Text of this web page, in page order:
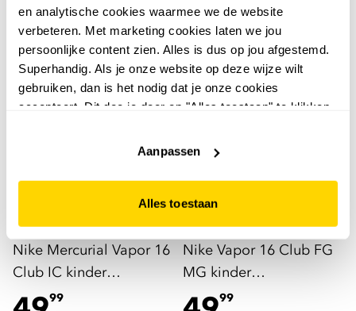
en analytische cookies waarmee we de website
verbeteren. Met marketing cookies laten we jou
persoonlijke content zien. Alles is dus op jou afgestemd.
Superhandig. Als je onze website op deze wijze wilt
gebruiken, dan is het nodig dat je onze cookies
accepteert. Dit doe je door op "Alles toestaan" te klikken.
website niet optimaal functioneert.
Aanpassen
Alles toestaan
Nike
Nike Mercurial Vapor 16
Club IC kinder
zaalschoenen roze
99
Nike
Nike Vapor 16 Club FG
MG kinder
voetbalschoenen roze
99